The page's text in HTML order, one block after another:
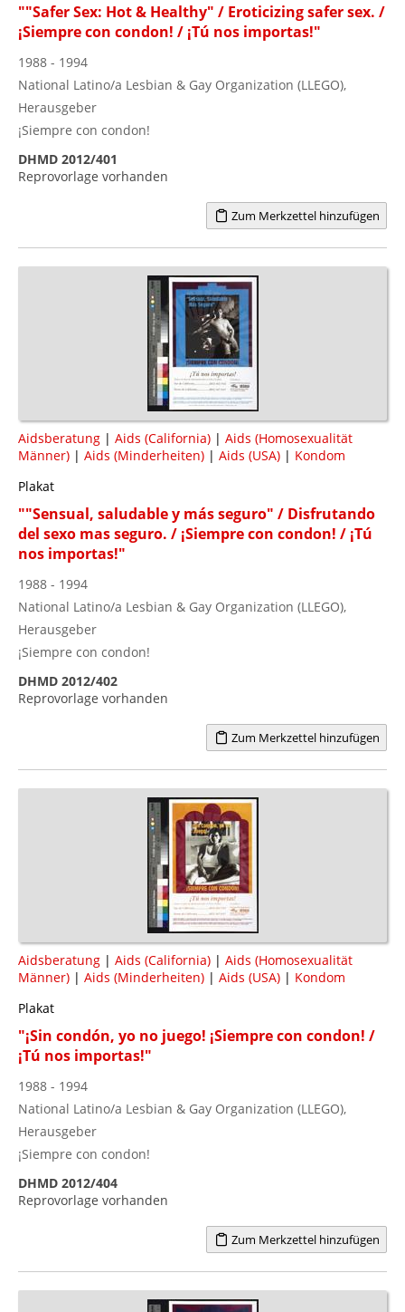
""Safer Sex: Hot & Healthy" / Eroticizing safer sex. /
¡Siempre con condon! / ¡Tú nos importas!"
1988 - 1994
National Latino/a Lesbian & Gay Organization (LLEGO),
Herausgeber
¡Siempre con condon!
DHMD 2012/401
Reprovorlage vorhanden
Zum Merkzettel hinzufügen
Aidsberatung | Aids (California) | Aids (Homosexualität
Männer) | Aids (Minderheiten) | Aids (USA) | Kondom
Plakat
""Sensual, saludable y más seguro" / Disfrutando
del sexo mas seguro. / ¡Siempre con condon! / ¡Tú
nos importas!"
1988 - 1994
National Latino/a Lesbian & Gay Organization (LLEGO),
Herausgeber
¡Siempre con condon!
DHMD 2012/402
Reprovorlage vorhanden
Zum Merkzettel hinzufügen
Aidsberatung | Aids (California) | Aids (Homosexualität
Männer) | Aids (Minderheiten) | Aids (USA) | Kondom
Plakat
"¡Sin condón, yo no juego! ¡Siempre con condon! /
¡Tú nos importas!"
1988 - 1994
National Latino/a Lesbian & Gay Organization (LLEGO),
Herausgeber
¡Siempre con condon!
DHMD 2012/404
Reprovorlage vorhanden
Zum Merkzettel hinzufügen